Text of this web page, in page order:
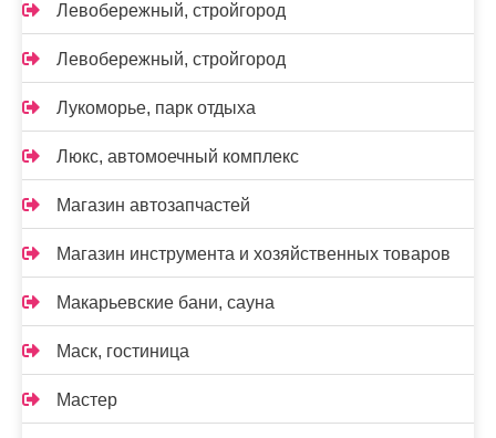
Левобережный, стройгород
Левобережный, стройгород
Лукоморье, парк отдыха
Люкс, автомоечный комплекс
Магазин автозапчастей
Магазин инструмента и хозяйственных товаров
Макарьевские бани, сауна
Маск, гостиница
Мастер